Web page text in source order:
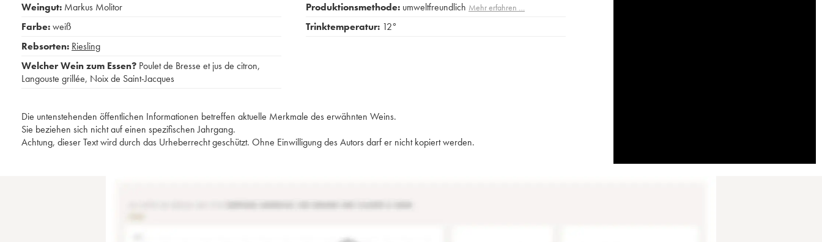
Weingut: Markus Molitor
Farbe:weiß
Rebsorten: Riesling
Welcher Wein zum Essen? Poulet de Bresse et jus de citron,
Langouste grillée, Noix de Saint-Jacques
Produktionsmethode: umweltfreundlich Mehr erfahren …
Trinktemperatur: 12°
Die untenstehenden öffentlichen Informationen betreffen aktuelle Merkmale des erwähnten Weins.
Sie beziehen sich nicht auf einen spezifischen Jahrgang.
Achtung, dieser Text wird durch das Urheberrecht geschützt. Ohne Einwilligung des Autors darf er nicht kopiert werden.